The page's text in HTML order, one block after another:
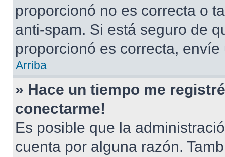
proporcionó no es correcta o
anti-spam. Si está seguro de
proporcionó es correcta,
Arriba
» Hace un tiempo me
conectarme!
Es posible que la
cuenta por alguna razón.